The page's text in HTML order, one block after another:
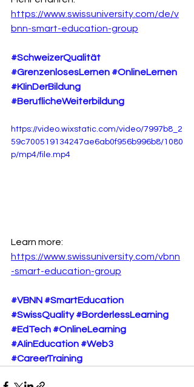
https://www.swissuniversity.com/de/v
bnn-smart-education-group
#SchweizerQualität
#GrenzenlosesLernen #OnlineLernen
#KIinDerBildung
#BeruflicheWeiterbildung
https://video.wixstatic.com/video/7997b8_2
59c700519134247ae6ab0f956b996b8/1080
p/mp4/file.mp4
Learn more:
https://www.swissuniversity.com/vbnn
-smart-education-group
#VBNN #SmartEducation
#SwissQuality #BorderlessLearning
#EdTech #OnlineLearning
#AIinEducation #Web3
#CareerTraining